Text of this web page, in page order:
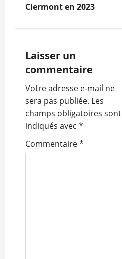
v
g
a
t
i
o
Clermont en 2023
Laisser un
commentaire
Votre adresse e-mail ne
sera pas publiée. Les
champs obligatoires sont
indiqués avec *
Commentaire*